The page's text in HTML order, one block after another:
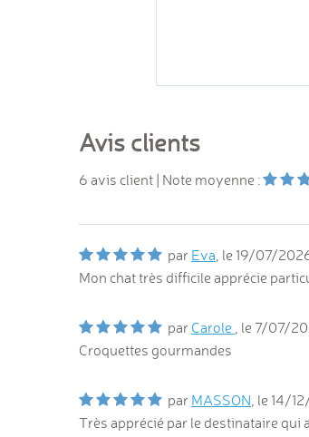
Avis clients
6 avis client | Note moyenne :
par Eva , le 19/07/
Mon chat très difficile apprécie
par Carole , le7/07/
Croquettes gourmandes
par MASSON , le 14/
Très apprécié par le destinataire qui